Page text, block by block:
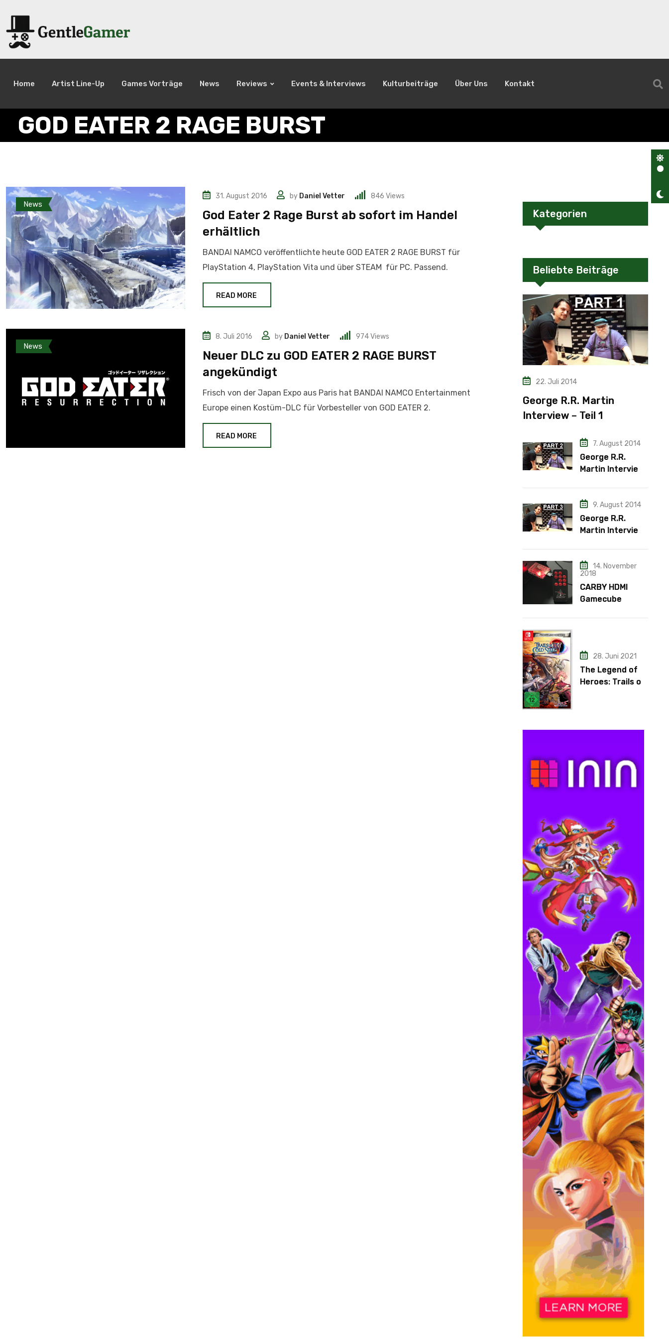
Home Artist Line-Up Games Vorträge News Reviews Events & Interviews Kulturbeiträge Über Uns Kontakt
GOD EATER 2 RAGE BURST
News
31. August 2016 by Daniel Vetter 846 Views
God Eater 2 Rage Burst ab sofort im Handel
erhältlich
BANDAI NAMCO veröffentlichte heute GOD EATER 2 RAGE BURST für
PlayStation 4, PlayStation Vita und über STEAM für PC. Passend.
READ MORE
News
8. Juli 2016 by Daniel Vetter 974Views
Neuer DLC zu GOD EATER 2 RAGE BURST
angekündigt
Frisch von der Japan Expo aus Paris hat BANDAI NAMCO Entertainment
Europe einen Kostüm-DLC für Vorbesteller von GOD EATER 2.
READ MORE
Kategorien
Beliebte Beiträge
22. Juli 2014
George R.R. Martin
Interview – Teil 1
7. August 2014
George R.R.
Martin Interview
9. August 2014
George R.R.
Martin Interview
14. November
2018
CARBY HDMI
Gamecube
28. Juni 2021
The Legend of
Heroes: Trails of